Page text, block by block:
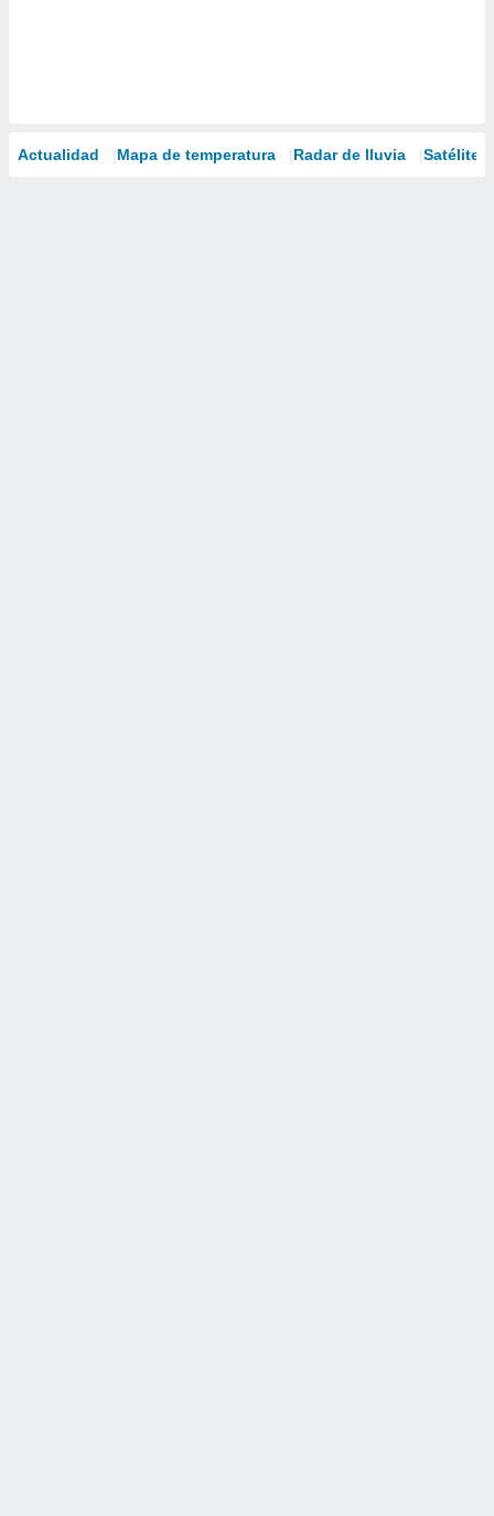
Actualidad Mapa de temperatura Radar de lluvia Satélites